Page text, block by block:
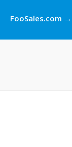
FooSales.com →